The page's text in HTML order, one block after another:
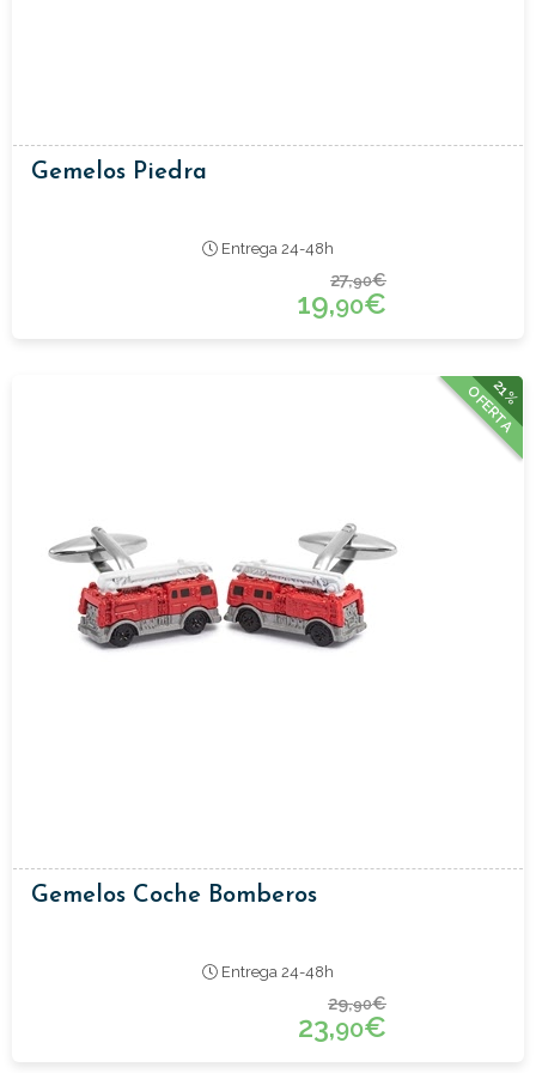
Gemelos Piedra
Entrega 24-48h
27,90€
19,90€
21%
OFERTA
Gemelos Coche Bomberos
Entrega 24-48h
29,90€
23,90€